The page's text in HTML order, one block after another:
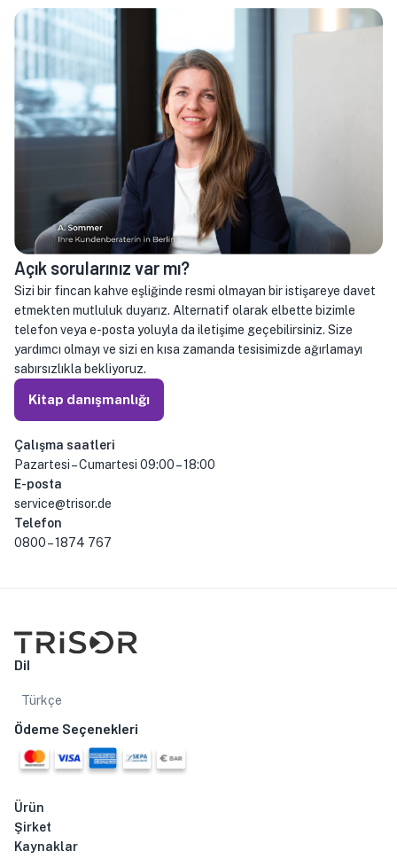
Açık sorularınız var mı?
Sizi bir fincan kahve eşliğinde resmi olmayan bir istişareye davet
etmekten mutluluk duyarız. Alternatif olarak elbette bizimle
telefon veya e-posta yoluyla da iletişime geçebilirsiniz. Size
yardımcı olmayı ve sizi en kısa zamanda tesisimizde ağırlamayı
sabırsızlıkla bekliyoruz.
Kitap danışmanlığı
Çalışma saatleri
Pazartesi – Cumartesi 09:00 – 18:00
E-posta
service@trisor.de
Telefon
0800 – 1874 767
Dil
Türkçe
Ödeme Seçenekleri
Ürün
Şirket
Kaynaklar